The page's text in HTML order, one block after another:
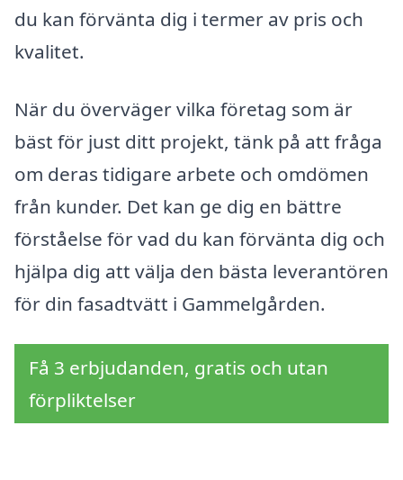
du kan förvänta dig i termer av pris och
kvalitet.
När du överväger vilka företag som är
bäst för just ditt projekt, tänk på att fråga
om deras tidigare arbete och omdömen
från kunder. Det kan ge dig en bättre
förståelse för vad du kan förvänta dig och
hjälpa dig att välja den bästa leverantören
för din fasadtvätt i Gammelgården.
Få 3 erbjudanden, gratis och utan
förpliktelser